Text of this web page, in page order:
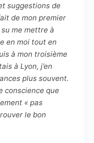
titres ou
ou la
photographies
à la réputation
réciproquement.
s’autorisent
suggestions de
de mon premier
me mettre à
en moi tout en
à mon troisième
à Lyon, j’en
plus souvent.
conscience que
« pas
le bon